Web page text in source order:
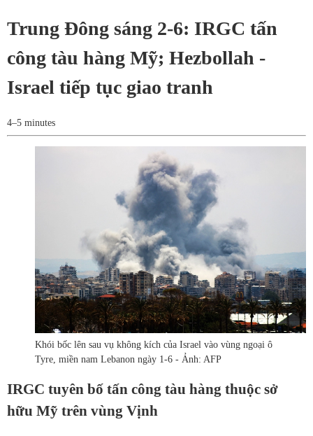
Trung Đông sáng 2-6: IRGC tấn
công tàu hàng Mỹ; Hezbollah -
Israel tiếp tục giao tranh
4–5 minutes
Khói bốc lên sau vụ không kích của Israel vào vùng ngoại ô
Tyre, miền nam Lebanon ngày 1-6 - Ảnh: AFP
IRGC tuyên bố tấn công tàu hàng thuộc sở
hữu Mỹ trên vùng Vịnh